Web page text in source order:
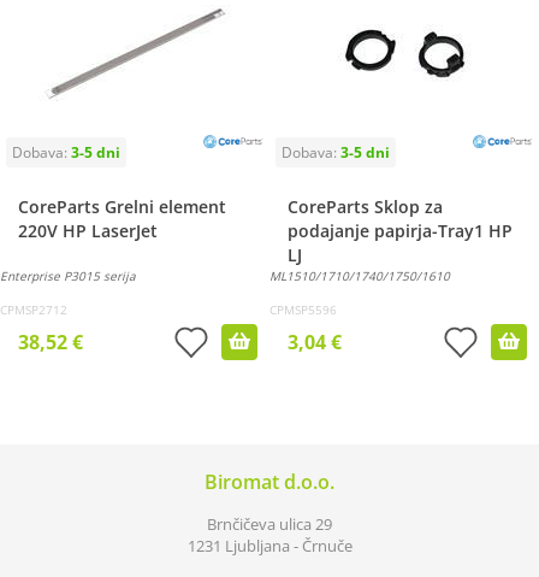
CoreParts Grelni element
220V HP LaserJet
Enterprise P3015 serija
CPMSP2712
38,52 €
CoreParts Sklop za
podajanje papirja-Tray1 HP
LJ
ML1510/1710/1740/1750/1610
CPMSP5596
3,04 €
Biromat d.o.o.
Brnčičeva ulica 29
1231 Ljubljana - Črnuče